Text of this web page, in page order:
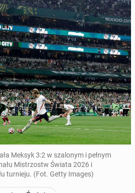
Meksyk 3:2 w szalonym i pełnym
Mistrzostw Świata 2026 i
turnieju. (Fot. Getty Images)